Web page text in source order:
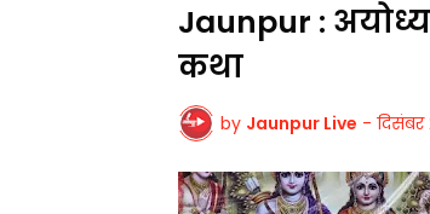
Jaunpur :
कथा
by Jaunpur Live -